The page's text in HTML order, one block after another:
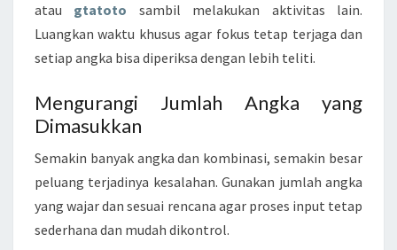
atau gtatoto sambil melakukan aktivitas lain.
Luangkan waktu khusus agar fokus tetap terjaga dan
setiap angka bisa diperiksa dengan lebih teliti.
Mengurangi Jumlah Angka yang
Dimasukkan
Semakin banyak angka dan kombinasi, semakin besar
peluang terjadinya kesalahan. Gunakan jumlah angka
yang wajar dan sesuai rencana agar proses input tetap
sederhana dan mudah dikontrol.